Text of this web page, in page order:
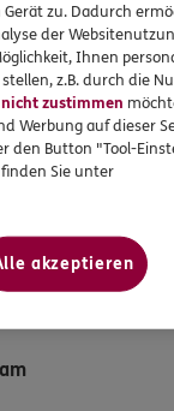
zu. Dadurch
der
Ihnen
z.B. durch die
nicht zustimmen
Werbung auf dieser
den Button "Tool-
Sie unter
akzeptieren